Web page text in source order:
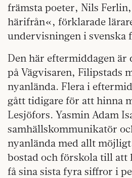
främsta poeter, Nils
härifrån«, förklarade
undervisningen i svenska
Den här eftermiddagen är
på Vägvisaren, Filipstads
nyanlända. Flera i
gått tidigare för att hinna
Lesjöfors. Yasmin Adam
samhällskommunikatör
nyanlända med allt
bostad och förskola till att
få sina sista fyra siffror i